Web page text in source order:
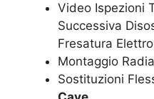
Video Ispezioni
Successiva
Fresatura
Montaggio
Sostituzioni